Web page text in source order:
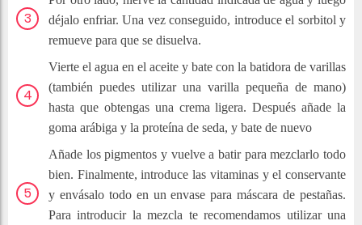
déjalo enfriar. Una vez conseguido, introduce el sorbitol y
remueve para que se disuelva.
Vierte el agua en el aceite y bate con la batidora de varillas
(también puedes utilizar una varilla pequeña de mano)
hasta que obtengas una crema ligera. Después añade la
goma arábiga y la proteína de seda, y bate de nuevo
Añade los pigmentos y vuelve a batir para mezclarlo todo
bien. Finalmente, introduce las vitaminas y el conservante
y envásalo todo en un envase para máscara de pestañas.
Para introducir lamezcla te recomendamos utilizar una